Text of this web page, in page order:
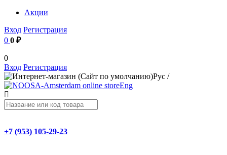
Акции
Вход Регистрация
0 0 ₽
0
Вход Регистрация
Рус /
Eng
+7 (953) 105-29-23